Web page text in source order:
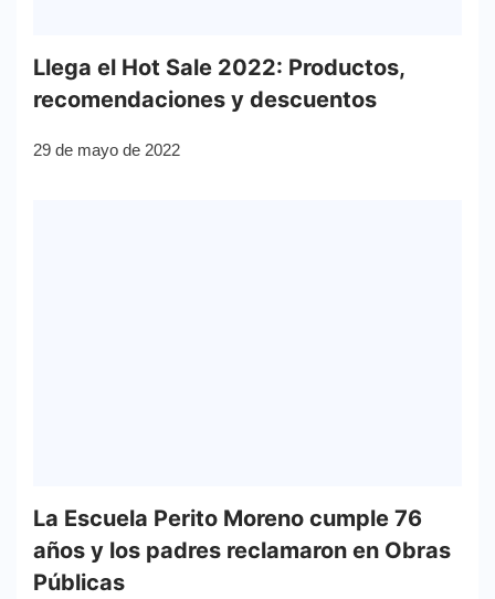
Llega el Hot Sale 2022: Productos,
recomendaciones y descuentos
29 de mayo de 2022
La Escuela Perito Moreno cumple 76
años y los padres reclamaron en Obras
Públicas